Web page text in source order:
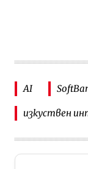
AI
изкуствен